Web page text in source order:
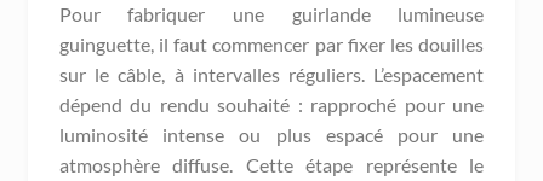
Pour fabriquer une guirlande lumineuse
guinguette, il faut commencer par fixer les douilles
sur le câble, à intervalles réguliers. L’espacement
dépend du rendu souhaité : rapproché pour une
luminosité intense ou plus espacé pour une
atmosphère diffuse. Cette étape représente le